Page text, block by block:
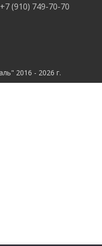
+7 (910) 749-70-70
2016 - 2026 г.